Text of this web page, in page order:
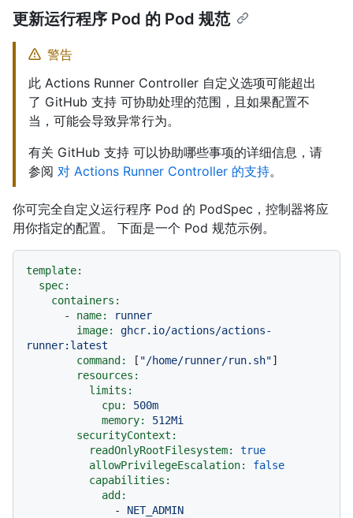
更新运行程序 Pod 的 Pod 规范
警告
此 Actions Runner Controller 自定义选项可能超出
了 GitHub 支持 可协助处理的范围，且如果配置不
当，可能会导致异常行为。
有关 GitHub 支持 可以协助哪些事项的详细信息，请
参阅 对 Actions Runner Controller 的支持。
你可完全自定义运行程序 Pod 的 PodSpec，控制器将应
用你指定的配置。 下面是一个 Pod 规范示例。
template:
spec:
containers:
-
name:
runner
image:
ghcr.io/actions/actions-
runner:latest
command:
[ "/home/runner/run.sh"]
resources:
limits:
cpu:
500m
memory:
512Mi
securityContext:
readOnlyRootFilesystem:
true
allowPrivilegeEscalation:
false
capabilities:
add:
-
NET_ADMIN